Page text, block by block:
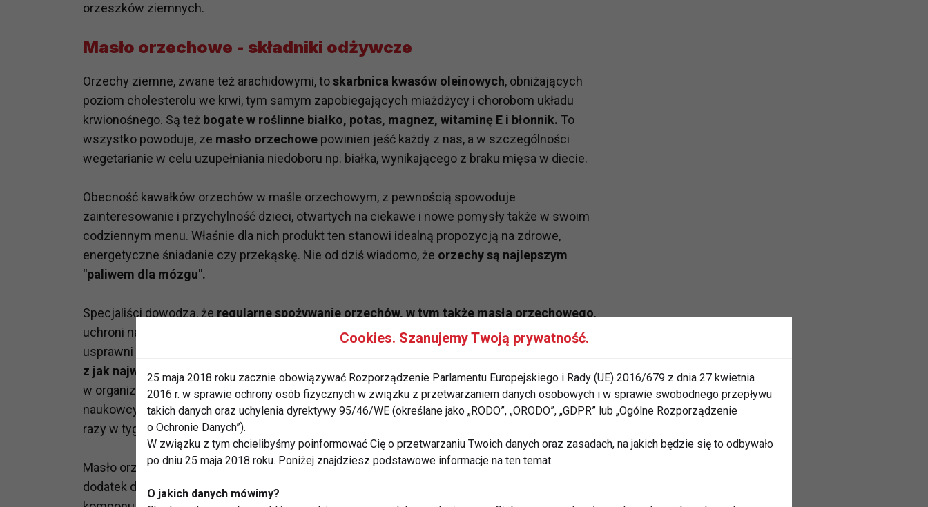
orzeszków ziemnych.
Masło orzechowe - składniki odżywcze
Orzechy ziemne, zwane też arachidowymi, toskarbnica kwasów oleinowych, obniżających
poziom cholesterolu we krwi, tym samym zapobiegających miażdżycy i chorobom układu
krwionośnego. Są też bogate w roślinne białko, potas, magnez, witaminę E i błonnik. To
wszystko powoduje, ze masło orzechowe powinien jeść każdy z nas, a w szczególności
wegetarianie w celu uzupełniania niedoboru np. białka, wynikającego z braku mięsa w diecie.
Obecność kawałków orzechów w maśle orzechowym, z pewnością spowoduje
zainteresowanie i przychylność dzieci, otwartych na ciekawe i nowe pomysły także w swoim
codziennym menu. Właśnie dla nich produkt ten stanowi idealną propozycją na zdrowe,
energetyczne śniadanie czy przekąskę. Nie od dziś wiadomo, że orzechy są najlepszym
"paliwem dla mózgu".
Specjaliści dowodzą, że regularne spożywanie orzechów, w tym także masła orzechowego,
uchroni nas przed chorobami serca oraz widocznie poprawi kondycję całego organizmu i
usprawni jego funkcjonowanie.
z jak największą zawartością orzechów . Uważa się, że orzechy pomagają zwalczać infekcje
w organizmie i poprawiają kondycję naszych naczyń krwionośnych i serca. Tak naprawdę,
naukowcy z Harvard Medical School w USA udowodnili, że podjadanie masła orzechowego pięć
razy w tygodniu może prawie o połowę obniżyć ryzyko wystąpienie zawału serca.
Masło orzechowe wspaniale nadaje się do smarowania pieczywa czy tostów, stanowi smaczny
dodatek do słodkich zapiekanek, lodów, ciastek, kremów, biszkoptów, czy krakersów, doskonale
Cookies. Szanujemy Twoją prywatność.
25 maja 2018 roku zacznie obowiązywać Rozporządzenie Parlamentu Europejskiego i Rady (UE) 2016/679 z dnia 27 kwietnia
2016 r. w sprawie ochrony osób fizycznych w związku z przetwarzaniem danych osobowych i w sprawie swobodnego przepływu
takich danych oraz uchylenia dyrektywy 95/46/WE (określane jako „RODO”, „ORODO”, „GDPR” lub „Ogólne Rozporządzenie
o Ochronie Danych”).
W związku z tym chcielibyśmy poinformować Cię o przetwarzaniu Twoich danych oraz zasadach, na jakich będzie się to odbywało
po dniu 25 maja 2018 roku. Poniżej znajdziesz podstawowe informacje na ten temat.
O jakich danych mówimy?